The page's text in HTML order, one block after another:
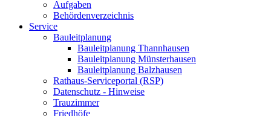
Aufgaben
Behördenverzeichnis
Service
Bauleitplanung
Bauleitplanung Thannhausen
Bauleitplanung Münsterhausen
Bauleitplanung Balzhausen
Rathaus-Serviceportal (RSP)
Datenschutz - Hinweise
Trauzimmer
Friedhöfe